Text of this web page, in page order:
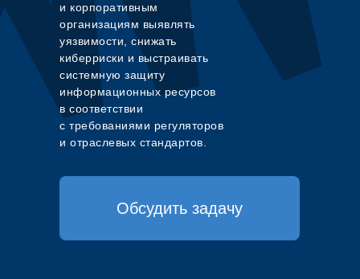
и корпоративным
организациям выявлять
уязвимости, снижать
киберриски и выстраивать
системную защиту
информационных ресурсов
в соответствии
с требованиями регуляторов
и отраслевых стандартов.
Обсудить задачу